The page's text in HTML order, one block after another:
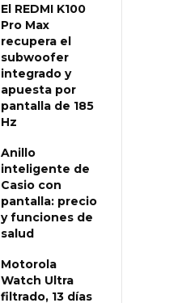
El REDMI K100
Pro Max
recupera el
subwoofer
integrado y
apuesta por
pantalla de 185
Hz
Anillo
inteligente de
Casio con
pantalla: precio
y funciones de
salud
Motorola
Watch Ultra
filtrado, 13 días